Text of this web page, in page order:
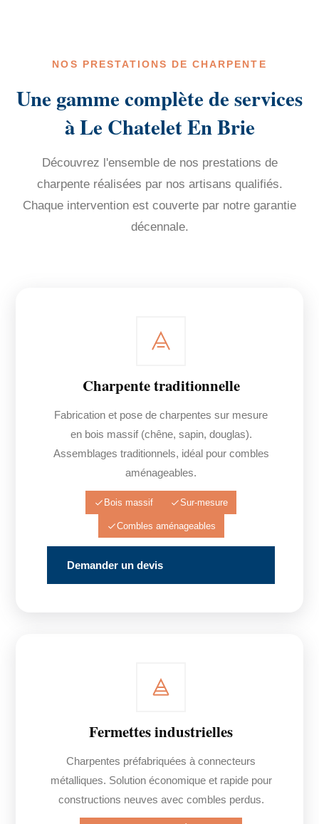
NOS PRESTATIONS DE CHARPENTE
Une gamme complète de services
à Le Chatelet En Brie
Découvrez l'ensemble de nos prestations de
charpente réalisées par nos artisans qualifiés.
Chaque intervention est couverte par notre garantie
décennale.
Charpente traditionnelle
Fabrication et pose de charpentes sur mesure
en bois massif (chêne, sapin, douglas).
Assemblages traditionnels, idéal pour combles
aménageables.
Bois massif Sur-mesure
Combles aménageables
Demander un devis
Fermettes industrielles
Charpentes préfabriquées à connecteurs
métalliques. Solution économique et rapide pour
constructions neuves avec combles perdus.